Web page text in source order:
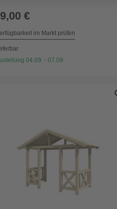
€
im Markt prüfen
04.09. - 07.09.